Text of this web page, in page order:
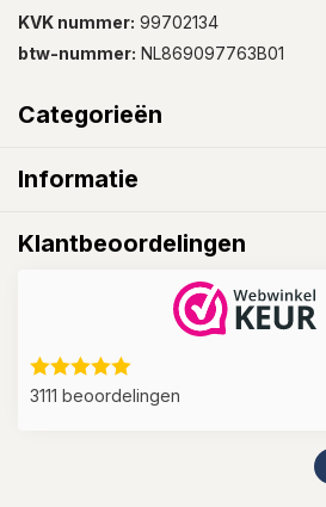
KVK nummer: 99702134
btw-nummer: NL869097763B01
Categorieën
Informatie
Klantbeoordelingen
3111 beoordelingen